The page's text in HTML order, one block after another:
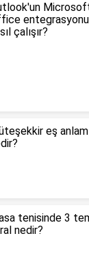
entegrasyonu
çalışır?
eş
tenisinde 3
nedir?